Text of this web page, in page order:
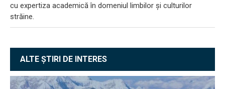
cu expertiza academică în domeniul limbilor și culturilor
străine.
ALTE ȘTIRI DE INTERES